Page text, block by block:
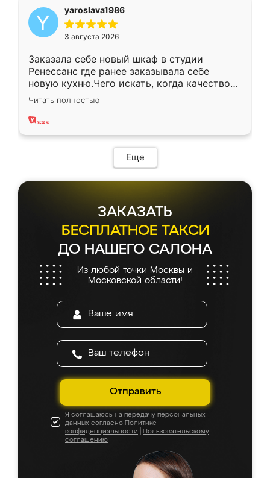
yaroslava1986
3 августа 2026
Заказала себе новый шкаф в студии
Ренессанс где ранее заказывала себе
новую кухню.Чего искать, когда качеством
вполне довольна. Служит кухня уже почти
два года, нареканий нет.
Читать полностью
Еще
ЗАКАЗАТЬ
БЕСПЛАТНОЕ ТАКСИ
ДО НАШЕГО САЛОНА
Из любой точки Москвы и
Московской области!
Отправить
Я соглашаюсь на передачу персональных
данных согласно Политике
конфиденциальности
Пользовательскому
соглашению